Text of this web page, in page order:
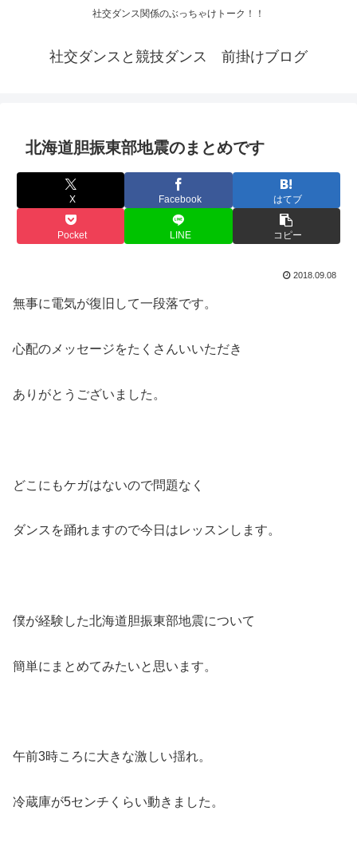
社交ダンス関係のぶっちゃけトーク！！
社交ダンスと競技ダンス 前掛けブログ
北海道胆振東部地震のまとめです
X Facebook はてブ
Pocket LINE コピー
2018.09.08
無事に電気が復旧して一段落です。
心配のメッセージをたくさんいいただき
ありがとうございました。
どこにもケガはないので問題なく
ダンスを踊れますので今日はレッスンします。
僕が経験した北海道胆振東部地震について
簡単にまとめてみたいと思います。
午前3時ころに大きな激しい揺れ。
冷蔵庫が5センチくらい動きました。